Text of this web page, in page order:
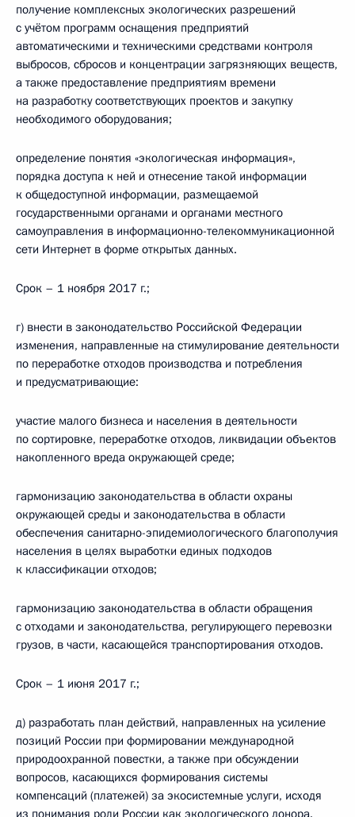
получение комплексных экологических разрешений
с учётом программ оснащения предприятий
автоматическими и техническими средствами контроля
выбросов, сбросов и концентрации загрязняющих веществ,
а также предоставление предприятиям времени
на разработку соответствующих проектов и закупку
необходимого оборудования;
определение понятия «экологическая информация»,
порядка доступа к ней и отнесение такой информации
к общедоступной информации, размещаемой
государственными органами и органами местного
самоуправления в информационно-телекоммуникационной
сети Интернет в форме открытых данных.
Срок – 1 ноября 2017 г.;
г) внести в законодательство Российской Федерации
изменения, направленные на стимулирование деятельности
по переработке отходов производства и потребления
и предусматривающие:
участие малого бизнеса и населения в деятельности
по сортировке, переработке отходов, ликвидации объектов
накопленного вреда окружающей среде;
гармонизацию законодательства в области охраны
окружающей среды и законодательства в области
обеспечения санитарно-эпидемиологического благополучия
населения в целях выработки единых подходов
к классификации отходов;
гармонизацию законодательства в области обращения
с отходами и законодательства, регулирующего перевозки
грузов, в части, касающейся транспортирования отходов.
Срок – 1 июня 2017 г.;
д) разработать план действий, направленных на усиление
позиций России при формировании международной
природоохранной повестки, а также при обсуждении
вопросов, касающихся формирования системы
компенсаций (платежей) за экосистемные услуги, исходя
из понимания роли России как экологического донора.